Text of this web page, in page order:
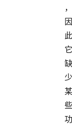
，
因
此
它
缺
少
某
些
功